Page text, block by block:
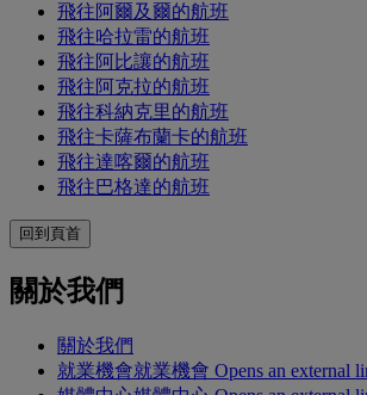
飛往阿爾及爾的航班
飛往哈拉雷的航班
飛往阿比讓的航班
飛往阿克拉的航班
飛往科納克里的航班
飛往卡薩布蘭卡的航班
飛往達喀爾的航班
飛往巴格達的航班
回到頁首
關於我們
關於我們
就業機會就業機會 Opens an external